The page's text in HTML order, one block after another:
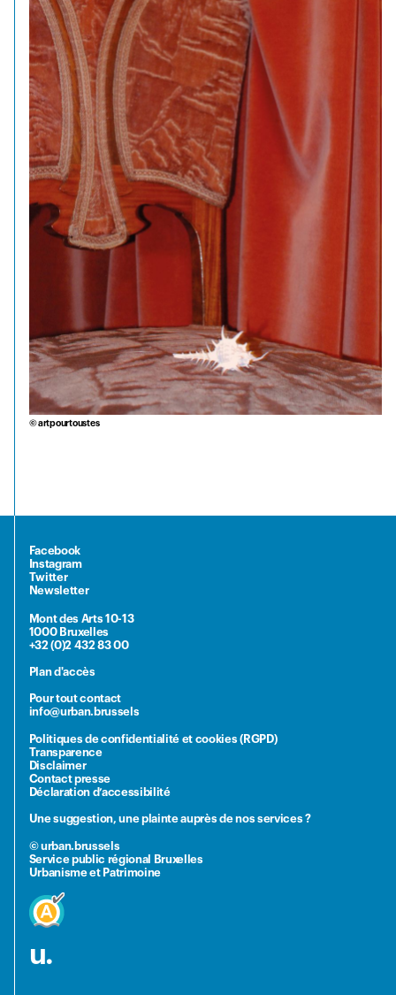
© artpourtoustes
Facebook
Instagram
Twitter
Newsletter
Mont des Arts 10-13
1000 Bruxelles
+32 (0)2 432 83 00
Plan d'accès
Pour tout contact
info@urban.brussels
Politiques de confidentialité et cookies (RGPD)
Transparence
Disclaimer
Contact presse
Déclaration d’accessibilité
Une suggestion, une plainte auprès de nos services ?
© urban.brussels
Service public régional Bruxelles
Urbanisme et Patrimoine
u.